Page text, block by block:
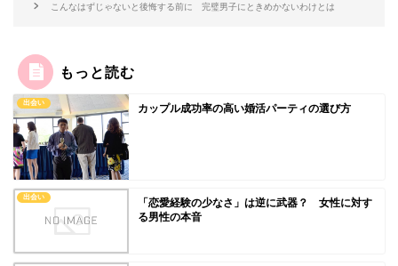
こんなはずじゃないと後悔する前に 完璧男子にときめかないわけとは
もっと読む
出会い カップル成功率の高い婚活パーティの選び方
出会い
「恋愛経験の少なさ」は逆に武器？ 女性に対す
る男性の本音